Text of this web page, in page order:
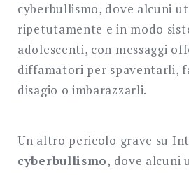
cyberbullismo, dove alcuni
ripetutamente e in modo
adolescenti, con messaggi
diffamatori per spaventarli,
disagio o imbarazzarli.
Un altro pericolo grave su
cyberbullismo, dove alcuni